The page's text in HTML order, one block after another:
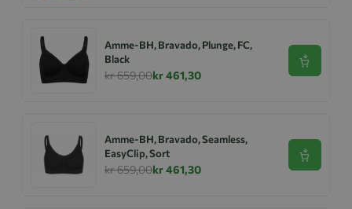
Amme-BH, Bravado, Plunge, FC,
Black
kr 659,00kr 461,30
Se
Amme-BH, Bravado, Seamless,
EasyClip, Sort
kr 659,00kr 461,30
Se